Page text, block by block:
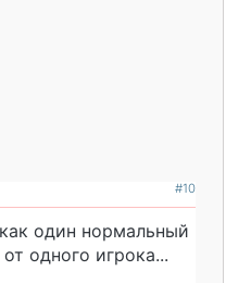
#10
один нормальный
одного игрока...